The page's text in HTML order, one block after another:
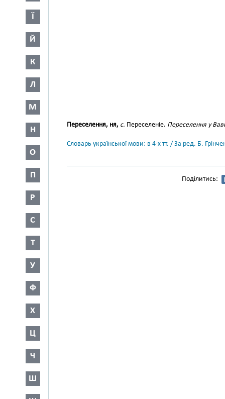
Ї
Й
К
Л
М
Н
О
П
Р
С
Т
У
Ф
Х
Ц
Ч
Ш
Переселення, ня, с. Переселеніе. Переселення у
Словарь української мови: в 4-х тт. / За ред. Б.
Поділитись: